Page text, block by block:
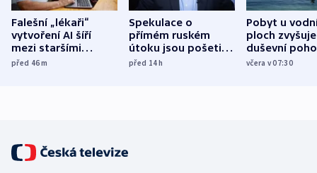
Falešní „lékaři“
vytvoření AI šíří
mezi staršími
Poláky nebezpečné
před 46m
Spekulace o
přímém ruském
útoku jsou pošetilé,
míní estonský
před 14h
Pobyt u
ploch zvyšuje
duševní
ukázala
včera v 07:30